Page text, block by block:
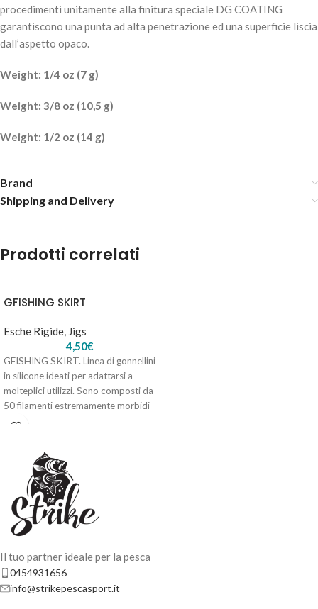
MOLIX KENTO JIG DG – 7gr 1/4oz.-#671 Bama Craw
7,30€ 6 disponibili
procedimenti unitamente alla finitura speciale DG COATING
garantiscono una punta ad alta penetrazione ed una superficie liscia
dall’aspetto opaco.
Weight: 1/4 oz (7 g)
Weight: 3/8 oz (10,5 g)
Weight: 1/2 oz (14 g)
Brand
Shipping and Delivery
Prodotti correlati
GFISHING SKIRT
Esche Rigide, Jigs
4,50€
GFISHING SKIRT. Linea di gonnellini
in silicone ideati per adattarsi a
molteplici utilizzi. Sono composti da
50 filamenti estremamente morbidi
Il tuo partner ideale per la pesca
0454931656
info@strikepescasport.it